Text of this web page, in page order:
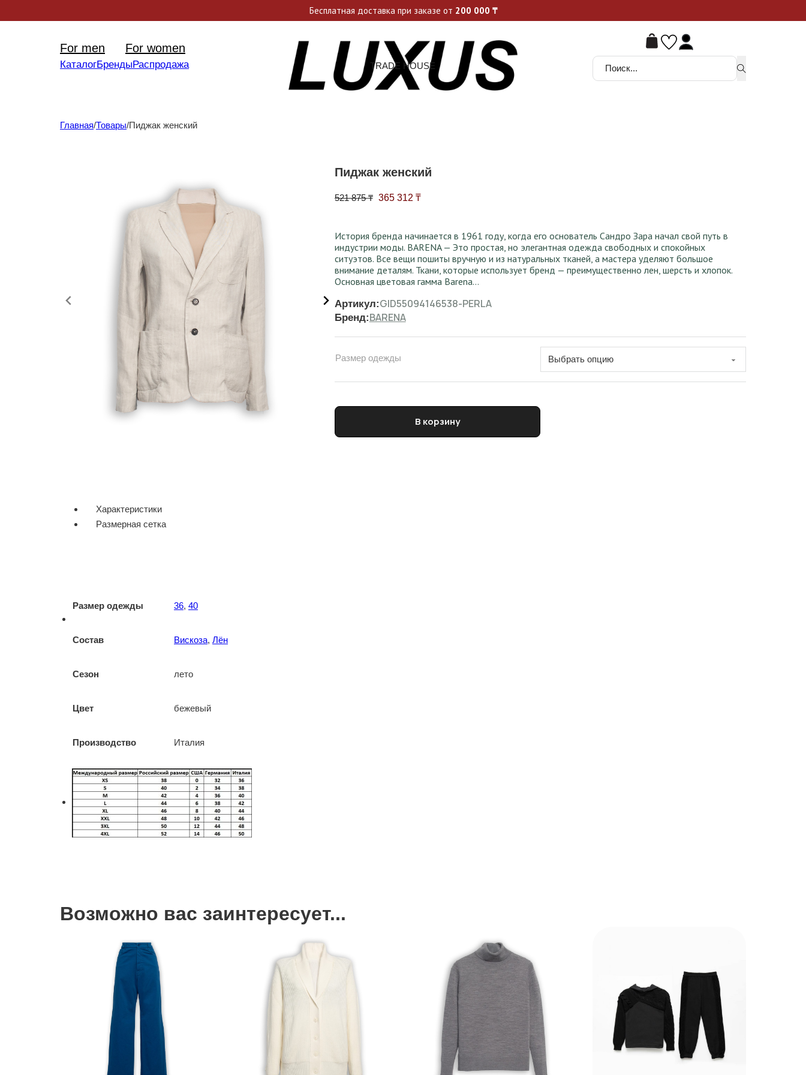
Уникальные акции и спецпредложения каждую неделю, не пропусти свой шанс
For men For women
КаталогБрендыРаспродажа TRADE HOUSE Поиск ...
Главная/Товары/Пиджак женский
Пиджак женский
521 875₸ Первоначальная цена составляла 521 875 ₸.
365 312 ₸Текущая цена: 365 312 ₸.
История бренда начинается в 1961 году, когда его основатель Сандро Зара начал свой путь в
индустрии моды. BARENA — Это простая, но элегантная одежда свободных и спокойных
ситуэтов. Все вещи пошиты вручную и из натуральных тканей, а мастера уделяют большое
внимание деталям. Ткани, которые использует бренд — преимущественно лен, шерсть и хлопок.
Основная цветовая гамма Barena…
Артикул:GID55094146538-PERLA
Бренд:BARENA
Размер одежды
Количество товара Пиджак женский
В корзину
Характеристики
Размерная сетка
Размер одежды 36, 40
Состав Вискоза, Лён
Сезон лето
Цвет бежевый
Производство Италия
Возможно вас заинтересует...
Бесплатная доставка при заказе от 200 000 ₸